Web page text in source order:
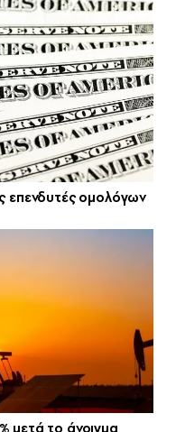
επενδυτές ομολόγων
μετά το άνοιγμα